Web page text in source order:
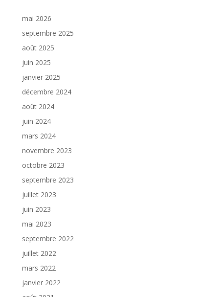
mai 2026
septembre 2025
août 2025
juin 2025
janvier 2025
décembre 2024
août 2024
juin 2024
mars 2024
novembre 2023
octobre 2023
septembre 2023
juillet 2023
juin 2023
mai 2023
septembre 2022
juillet 2022
mars 2022
janvier 2022